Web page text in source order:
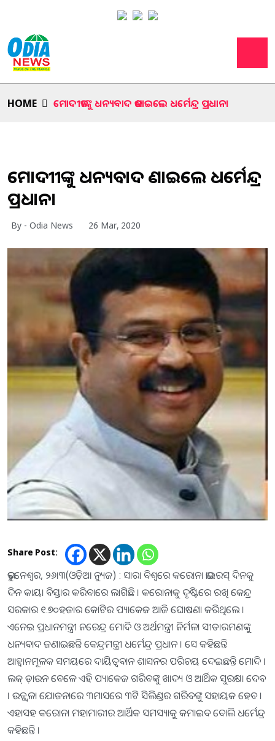
HOME ମୋଦୀଜୀଙ୍କୁ ଧନ୍ୟବାଦ ଜଣାଇଲେ ଧର୍ମେନ୍ଦ୍ର ପ୍ରଧାନ।
ମୋଦୀଜୀଙ୍କୁ ଧନ୍ୟବାଦ ଜଣାଇଲେ ଧର୍ମେନ୍ଦ୍ର
ପ୍ରଧାନ।
By - Odia News 26 Mar, 2020
Share Post:
ଭୁବନେଶ୍ୱର, ୨୬ା୩(ଓଡ଼ିଆ ନ୍ୟୁଜ) : ସାରା ବିଶ୍ୱରେ କରୋନା ଭାଇରସ୍ ଦିନକୁ
ଦିନ କାୟା ବିସ୍ତାର କରିବାରେ ଲାଗିଛି । କରୋନାକୁ ଦୃଷ୍ଟିରେ ରଖି କେନ୍ଦ୍ର
ସରକାର ୧.୭୦ହଜାର କୋଟିର ପ୍ୟାକେଜ ଆଜି ଘୋଷଣା କରିଥିଲେ ।
ଏନେଇ ପ୍ରଧାନମନ୍ତ୍ରୀ ନରେନ୍ଦ୍ର ମୋଦି ଓ ଅର୍ଥମନ୍ତ୍ରୀ ନିର୍ମଳା ସୀତାରମଣଙ୍କୁ
ଧନ୍ୟବାଦ ଜଣାଇଛନ୍ତି କେନ୍ଦ୍ରମନ୍ତ୍ରୀ ଧର୍ମେନ୍ଦ୍ର ପ୍ରଧାନ । ସେ କହିଛନ୍ତି
ଆହ୍ୱାନମୂଳକ ସମୟରେ ଦାୟିତ୍ୱବାନ ଶାସନର ପରିଚୟ ଦେଇଛନ୍ତି ମୋଦି ।
ଲକ୍ ଡ଼ାଉନ ବେଳେ ଏହି ପ୍ୟାକେଜ ଗରିବଙ୍କୁ ଖାଦ୍ୟ ଓ ଆର୍ଥିକ ସୁରକ୍ଷା ଦେବ
। ଉଜ୍ଜ୍ୱଳା ଯୋଜନାରେ ୩ମାସରେ ୩ଟି ସିଲିଣ୍ଡର ଗରିବଙ୍କୁ ସହାୟକ ହେବ ।
ଏହାସହ କରୋନା ମହାମାରୀର ଆର୍ଥିକ ସମସ୍ୟାକୁ କମାଇବ ବୋଲି ଧର୍ମେନ୍ଦ୍ର
କହିଛନ୍ତି ।